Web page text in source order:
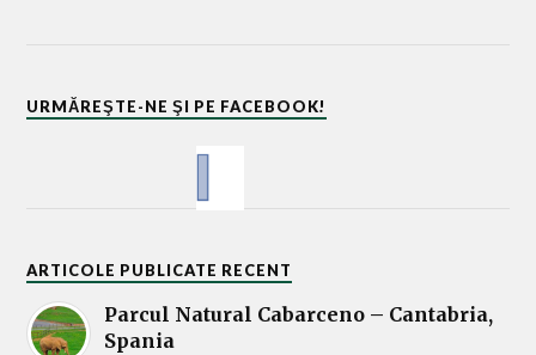
URMĂREŞTE-NE ŞI PE FACEBOOK!
ARTICOLE PUBLICATE RECENT
Parcul Natural Cabarceno – Cantabria,
Spania